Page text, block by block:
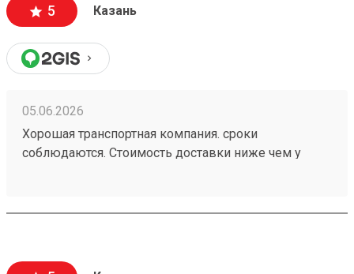
5 Казань
05.06.2026
Хорошая транспортная компания. сроки
соблюдаются. Стоимость доставки ниже чем у
260472502